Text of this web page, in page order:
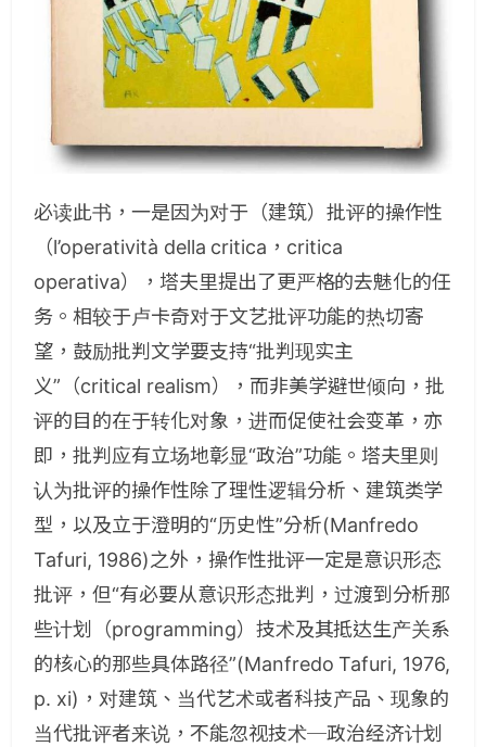
必读此书，一是因为对于（建筑）批评的操作性
（l’operatività della critica，critica
operativa），塔夫里提出了更严格的去魅化的任
务。相较于卢卡奇对于文艺批评功能的热切寄
望，鼓励批判文学要支持“批判现实主
义”（critical realism），而非美学避世倾向，批
评的目的在于转化对象，进而促使社会变革，亦
即，批判应有立场地彰显“政治”功能。塔夫里则
认为批评的操作性除了理性逻辑分析、建筑类学
型，以及立于澄明的“历史性”分析(Manfredo
Tafuri, 1986)之外，操作性批评一定是意识形态
批评，但“有必要从意识形态批判，过渡到分析那
些计划（programming）技术及其抵达生产关系
的核心的那些具体路径”(Manfredo Tafuri, 1976,
p. xi)，对建筑、当代艺术或者科技产品、现象的
当代批评者来说，不能忽视技术─政治经济计划